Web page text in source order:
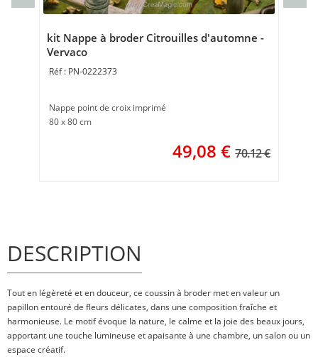
kit Nappe à broder Citrouilles d'automne -
Vervaco
PN-0222373
Nappe point de croix imprimé
80 x 80 cm
49,08 € 70.12 €
DESCRIPTION
Tout en légèreté et en douceur, ce coussin à broder met en valeur un
papillon entouré de fleurs délicates, dans une composition fraîche et
harmonieuse. Le motif évoque la nature, le calme et la joie des beaux jours,
apportant une touche lumineuse et apaisante à une chambre, un salon ou un
espace créatif.